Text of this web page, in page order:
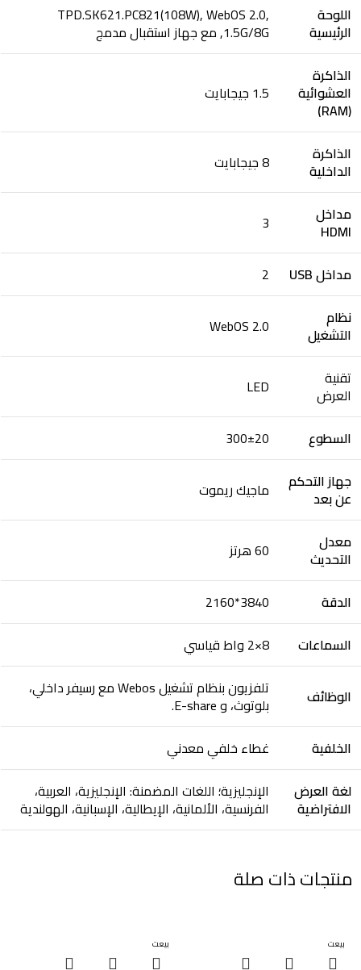
اللوحة
الرئيسية
TPD.SK621.PC821(108W), WebOS 2.0,
1.5G/8G, مع جهاز استقبال مدمج
الذاكرة
العشوائية
(RAM)
1.5 جيجابايت
الذاكرة
الداخلية 8 جيجابايت
مداخل
HDMI
3
مداخل USB
2
نظام
التشغيل WebOS 2.0
تقنية
العرض​ LED
السطوع
300±20
جهاز التحكم
عن بعد ماجيك ريموت
معدل
التحديث 60 هرتز
الدقة
3840*2160
السماعات
8×2 واط قياسي
الوظائف تلفزيون بنظام تشغيل Webos مع رسيفر داخلي،
بلوتوث، و E-share.
الخلفية
غطاء خلفي معدني
لغة العرض
الافتراضية
الإنجليزية؛ اللغات المضمنة: الإنجليزية، العربية،
الفرنسية، الألمانية، الإيطالية، الإسبانية، الهولندية
منتجات ذات صلة
بيعت بيعت